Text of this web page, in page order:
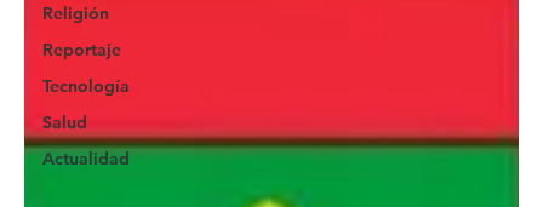
Religión
Reportaje
Tecnología
Salud
Actualidad